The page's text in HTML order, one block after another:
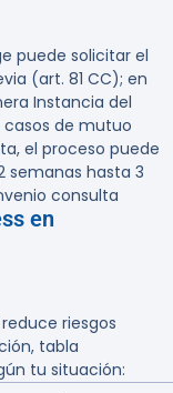
puede solicitar el
(art. 81 CC); en
Instancia del
casos de mutuo
el proceso puede
semanas hasta 3
consulta
en
riesgos
tabla
tu situación: